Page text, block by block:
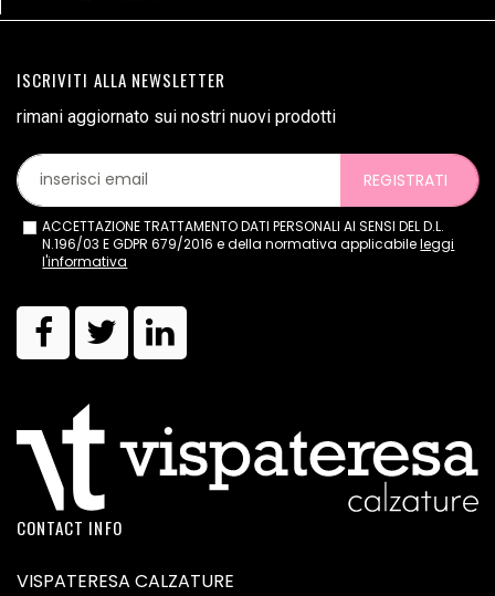
ISCRIVITI ALLA NEWSLETTER
rimani aggiornato sui nostri nuovi prodotti
REGISTRATI
ACCETTAZIONE TRATTAMENTO DATI PERSONALI AI SENSI DEL D.L.
N.196/03 E GDPR 679/2016 e della normativa applicabileleggi
l'informativa
CONTACT INFO
VISPATERESA CALZATURE